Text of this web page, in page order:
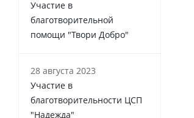
Участие в
благотворительной
помощи "Твори Добро"
28 августа 2023
Участие в
благотворительности ЦСП
"Надежда"